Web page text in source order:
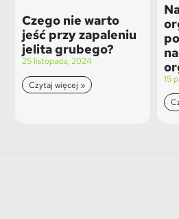
Czego nie warto
jeść przy zapaleniu
jelita grubego?
25 listopada, 2024
Czytaj więcej »
15